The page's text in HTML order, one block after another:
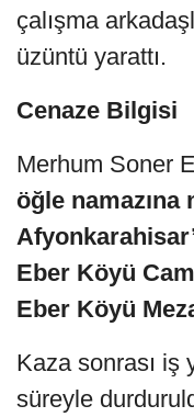
çalışma
üzüntü yarattı.
Cenaze Bilgisi
Merhum Soner
öğle namazına
Eber Köyü
Eber Köyü
Kaza sonrası iş
süreyle